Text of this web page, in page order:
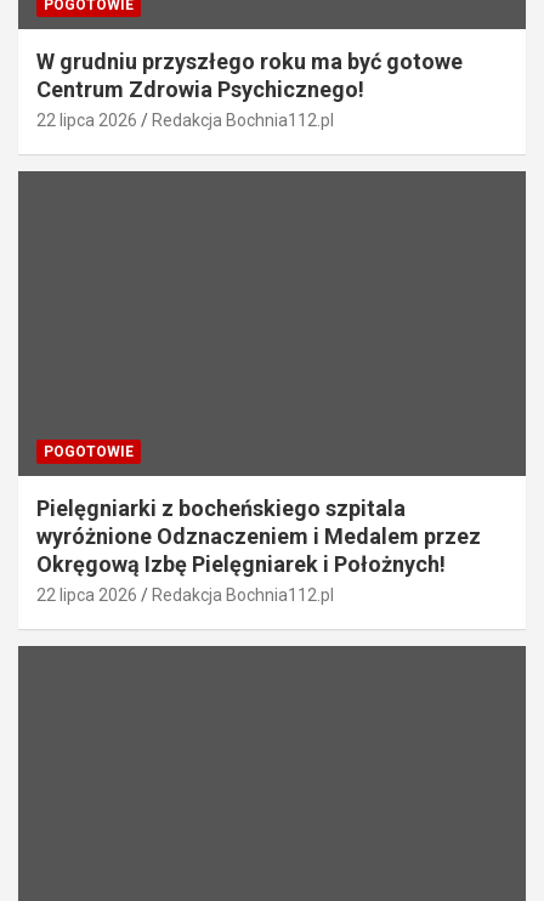
POGOTOWIE
W grudniu przyszłego roku ma być gotowe
Centrum Zdrowia Psychicznego!
22 lipca 2026 Redakcja Bochnia112.pl
POGOTOWIE
Pielęgniarki z bocheńskiego szpitala
wyróżnione Odznaczeniem i Medalem przez
Okręgową Izbę Pielęgniarek i Położnych!
22 lipca 2026 Redakcja Bochnia112.pl